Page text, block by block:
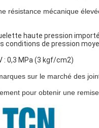
résistance mécanique
haute pression
conditions de pression
: 0,3 MPa (3 kgf/cm2)
sur le marché des
pour obtenir une remise.